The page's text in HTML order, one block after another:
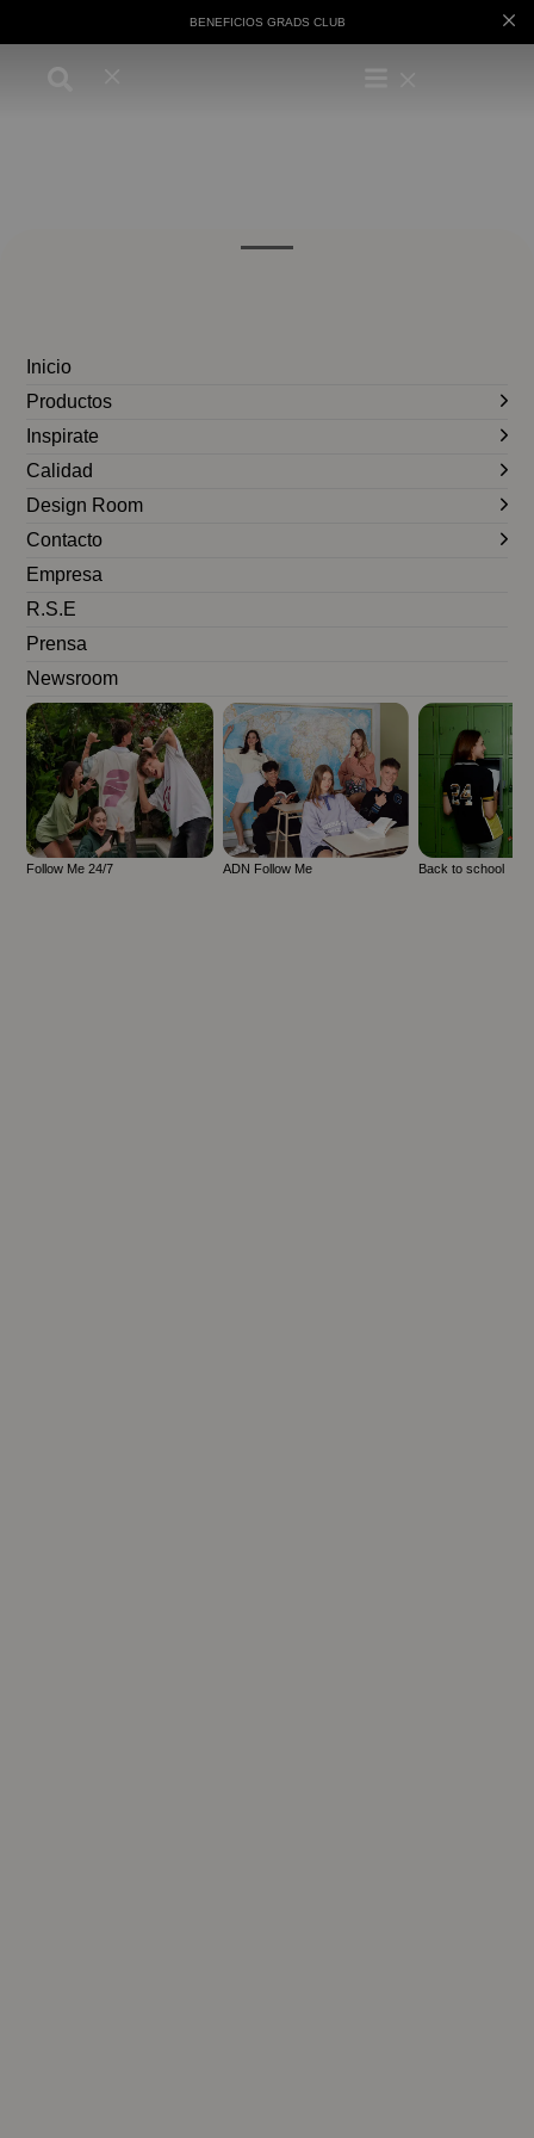
BENEFICIOS GRADS CLUB
Inicio
Productos
Inspirate
Calidad
Design Room
Contacto
Empresa
R.S.E
Prensa
Newsroom
Follow Me 24/7 ADN Follow Me Back to school